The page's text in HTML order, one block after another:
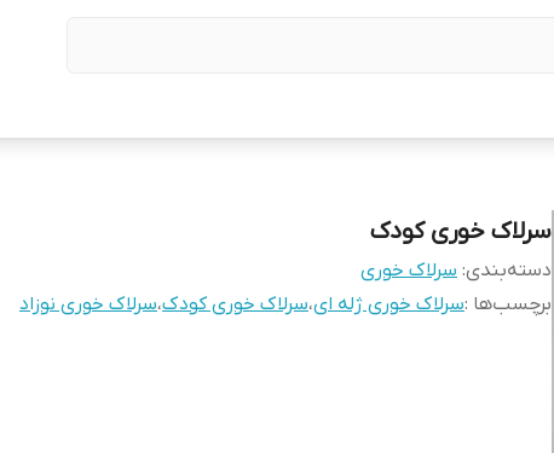
سرلاک خوری کودک
دسته‌بندی: سرلاک خوری
برچسب‌ها :سرلاک خوری ژله ای،سرلاک خوری کودک،سرلاک خوری نوزاد